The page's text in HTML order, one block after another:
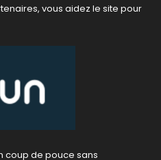
vous aidez le site pour
coup de pouce sans